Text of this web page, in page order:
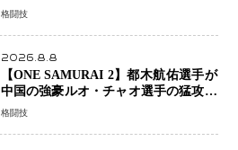
瞬で決着
格闘技
2026.8.8
【ONE SAMURAI 2】都木航佑選手が
中国の強豪ルオ・チャオ選手の猛攻を
受けながらも的確な攻撃で応戦 最後
格闘技